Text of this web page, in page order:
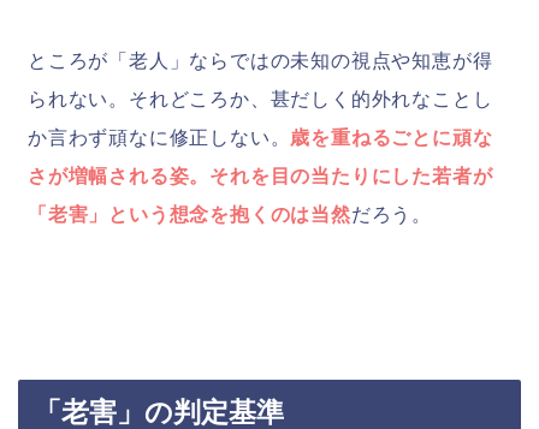
ところが「老人」ならではの未知の視点や知恵が得
られない。それどころか、甚だしく的外れなことし
か言わず頑なに修正しない。 歳を重ねるごとに頑な
さが増幅される姿。それを目の当たりにした若者が
「老害」という想念を抱くのは当然だろう。
「老害」の判定基準